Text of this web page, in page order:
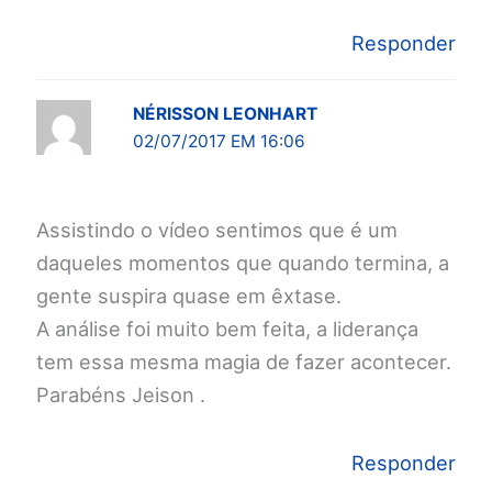
Responder
NÉRISSON LEONHART
02/07/2017 EM 16:06
Assistindo o vídeo sentimos que é um
daqueles momentos que quando termina, a
gente suspira quase em êxtase.
A análise foi muito bem feita, a liderança
tem essa mesma magia de fazer acontecer.
Parabéns Jeison .
Responder